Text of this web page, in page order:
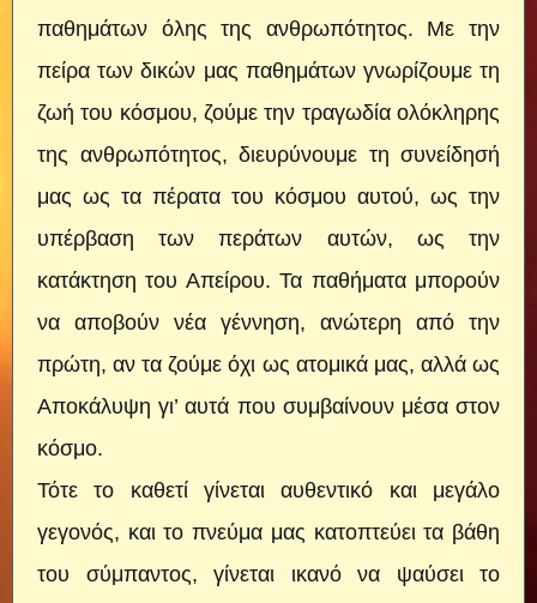
παθημάτων όλης της ανθρωπότητος. Με την
πείρα των δικών μας παθημάτων γνωρίζουμε τη
ζωή του κόσμου, ζούμε την τραγωδία ολόκληρης
της ανθρωπότητος, διευρύνουμε τη συνείδησή
μας ως τα πέρατα του κόσμου αυτού, ως την
υπέρβαση των περάτων αυτών, ως την
κατάκτηση του Απείρου. Τα παθήματα μπορούν
να αποβούν νέα γέννηση, ανώτερη από την
πρώτη, αν τα ζούμε όχι ως ατομικά μας, αλλά ως
Αποκάλυψη γι’ αυτά που συμβαίνουν μέσα στον
κόσμο.
Τότε το καθετί γίνεται αυθεντικό και μεγάλο
γεγονός, και το πνεύμα μας κατοπτεύει τα βάθη
του σύμπαντος, γίνεται ικανό να ψαύσει το